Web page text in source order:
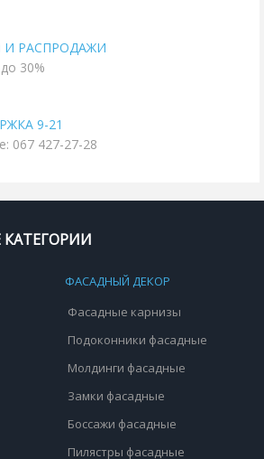
РАСПРОДАЖИ
30%
9-21
067 427-27-28
ФАСАДНЫЙ ДЕКОР
Фасадные карнизы
Подоконники фасадные
Молдинги фасадные
Замки фасадные
Боссажи фасадные
Пилястры фасадные